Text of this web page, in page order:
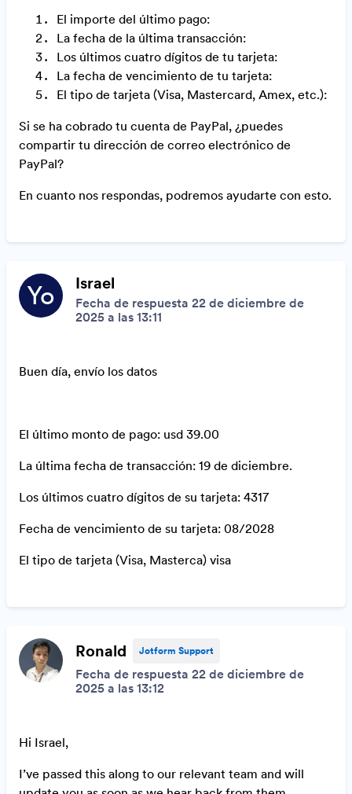
El importe del último pago:
La fecha de la última transacción:
Los últimos cuatro dígitos de tu tarjeta:
La fecha de vencimiento de tu tarjeta:
El tipo de tarjeta (Visa, Mastercard, Amex, etc.):
Si se ha cobrado tu cuenta de PayPal, ¿puedes
compartir tu dirección de correo electrónico de
PayPal?
En cuanto nos respondas, podremos ayudarte con esto.
Yo Israel
Fecha de respuesta 22 de diciembre de
2025 a las 13:11
Buen día, envío los datos
El último monto de pago: usd 39.00
La última fecha de transacción: 19 de diciembre.
Los últimos cuatro dígitos de su tarjeta: 4317
Fecha de vencimiento de su tarjeta: 08/2028
El tipo de tarjeta (Visa, Masterca) visa
Ronald Jotform Support
Fecha de respuesta 22 de diciembre de
2025 a las 13:12
Hi Israel,
I’ve passed this along to our relevant team and will